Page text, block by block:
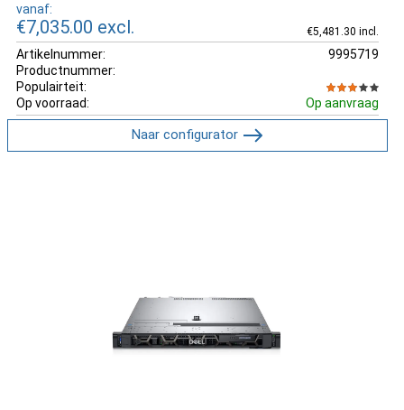
vanaf:
€7,035.00 excl. €5,481.30 incl.
Artikelnummer:
9995719
Productnummer:
Populairteit:
Op voorraad:
Op aanvraag
Naar configurator